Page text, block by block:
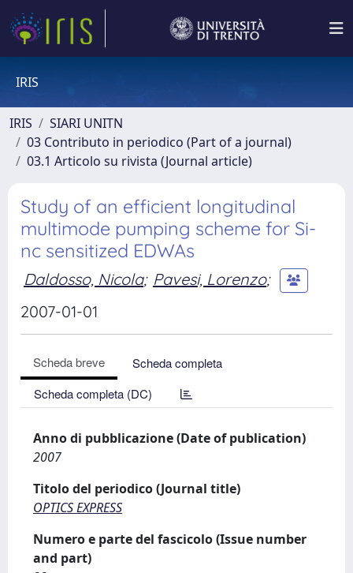
IRIS
IRIS
SIARI UNITN
03 Contributo in periodico (Part of a journal)
03.1 Articolo su rivista (Journal article)
Study of an efficient longitudinal
multimode pumping scheme for Si-
nc sensitized EDWAs
Daldosso, Nicola; Pavesi, Lorenzo;
2007-01-01
Scheda breve
Scheda completa
Scheda completa (DC)
Anno di pubblicazione (Date of publication)
2007
Titolo del periodico (Journal title)
OPTICS EXPRESS
Numero e parte del fascicolo (Issue number
and part)